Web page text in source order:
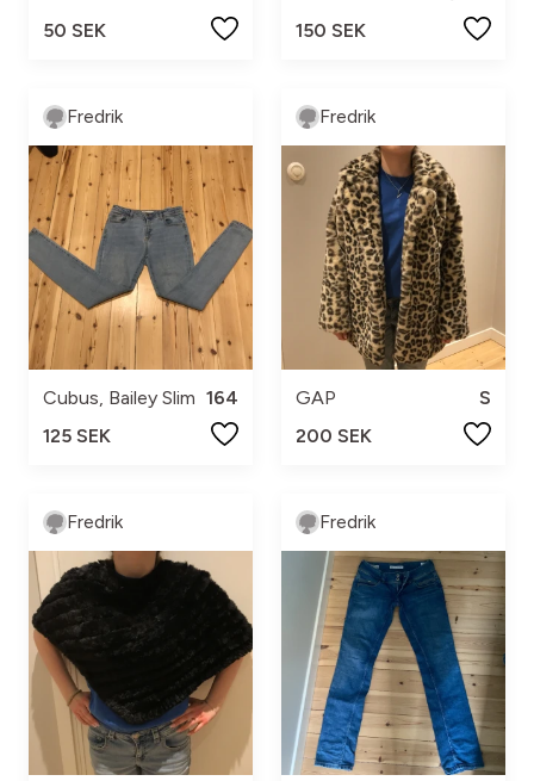
50 SEK
150 SEK
Fredrik
Cubus, Bailey Slim 164
125 SEK
Fredrik
GAP
S
200 SEK
Fredrik Fredrik